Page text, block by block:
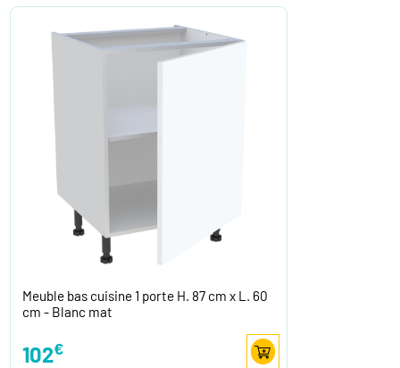
Meuble bas cuisine 1 porte H. 87 cm x L. 60
cm - Blanc mat
102€